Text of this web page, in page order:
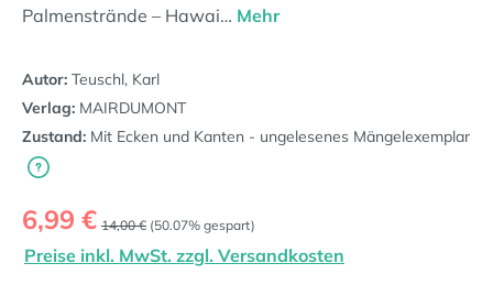
Palmenstrände – Hawai… Mehr
Autor: Teuschl, Karl
Verlag: MAIRDUMONT
Zustand: Mit Ecken und Kanten - ungelesenes Mängelexemplar
Verkaufspreis:
6,99 € Regulärer Preis:
14,00 € (50.07% gespart)
Preise inkl. MwSt. zzgl. Versandkosten